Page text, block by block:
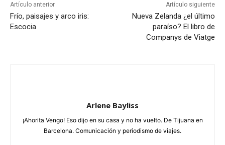
Artículo anterior
Frío, paisajes y arco iris:
Escocia
Artículo siguiente
Nueva Zelanda ¿el último
paraíso? El libro de
Companys de Viatge
Arlene Bayliss
¡Ahorita Vengo! Eso dijo en su casa y no ha vuelto. De Tijuana en
Barcelona. Comunicación y periodismo de viajes.